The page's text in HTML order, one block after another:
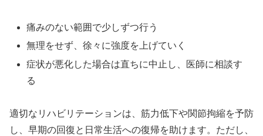
痛みのない範囲で少しずつ行う
無理をせず、徐々に強度を上げていく
症状が悪化した場合は直ちに中止し、医師に相談す
る
適切なリハビリテーションは、筋力低下や関節拘縮を予防
し、早期の回復と日常生活への復帰を助けます。ただし、